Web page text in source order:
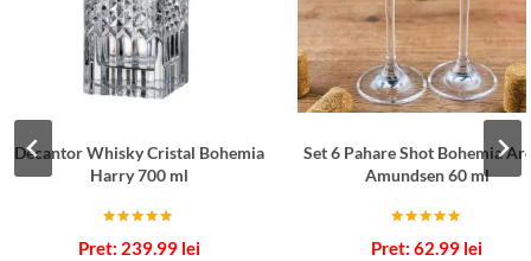
Decantor Whisky Cristal Bohemia
Harry 700 ml
5.00
239.99 lei
Set 6 Pahare Shot Bohemia
Amundsen 60 ml
5.00
62.99 lei